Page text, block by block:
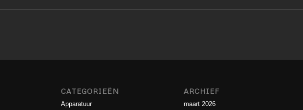
CATEGORIEËN
Apparatuur
ARCHIEF
maart 2026